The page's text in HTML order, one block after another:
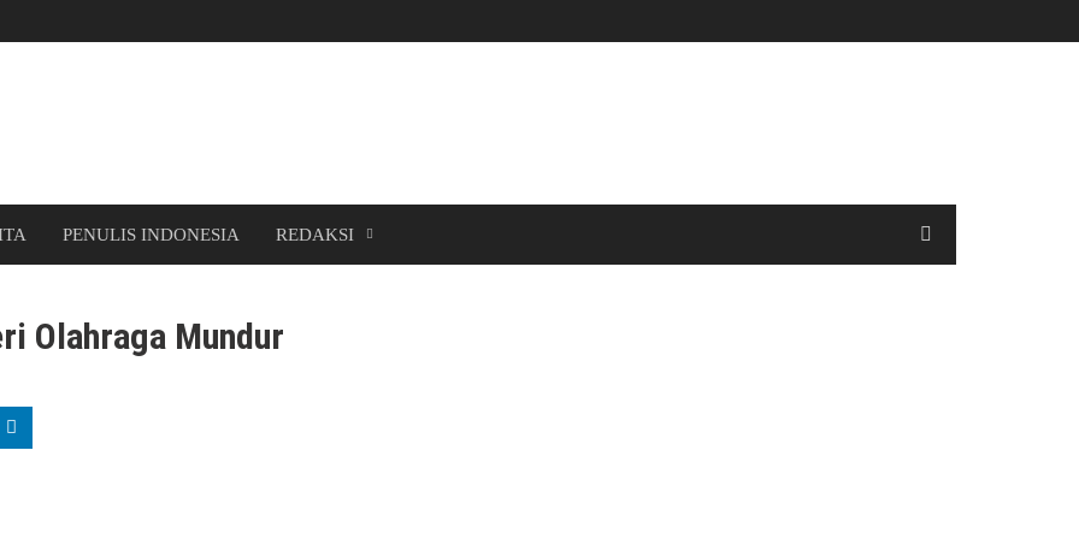
PENULIS INDONESIA REDAKSI
Olahraga Mundur